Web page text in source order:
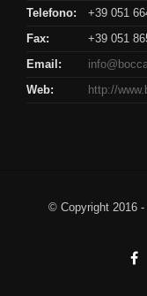
Telefono:
+39 051
Fax:
+39 051
Email:
Web:
http://
© Copyright 2016